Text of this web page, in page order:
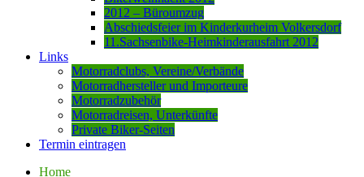
2012 – Büroumzug
Abschiedsfeier im Kinderkurheim Volkersdorf
11.Sachsenbike-Heimkinderausfahrt 2012
Links
Motorradclubs, Vereine/Verbände
Motorradhersteller und Importeure
Motorradzubehör
Motorradreisen, Unterkünfte
Private Biker-Seiten
Termin eintragen
Home